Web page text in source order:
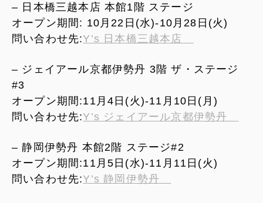
– 日本橋三越本店 本館1階 ステージ
オープン期間: 10月22日(水)-10月28日(火)
問い合わせ先:Y’s 日本橋三越本店
– ジェイアール京都伊勢丹 3階 ザ・ステージ
#3
オープン期間:11月4日(火)-11月10日(月)
問い合わせ先:Y’s ジェイアール京都伊勢丹
– 静岡伊勢丹 本館2階 ステージ#2
オープン期間:11月5日(水)-11月11日(火)
問い合わせ先:Y’s 静岡伊勢丹